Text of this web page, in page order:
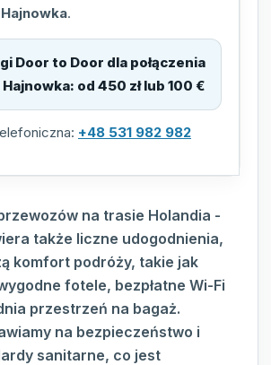
Hajnowka.
Door to Door dla połączenia
Hajnowka: od 450 zł lub 100 €
+48 531 982 982
na trasie Holandia -
także liczne udogodnienia,
komfort podróży, takie jak
fotele, bezpłatne Wi-Fi
przestrzeń na bagaż.
na bezpieczeństwo i
sanitarne, co jest